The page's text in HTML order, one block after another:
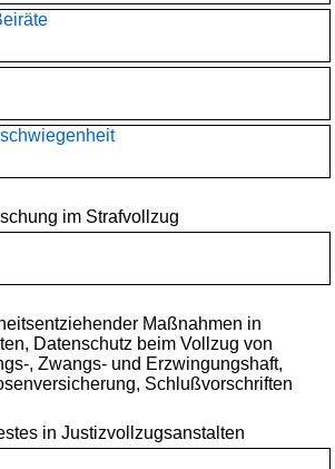
im Strafvollzug
Maßnahmen in
Datenschutz beim Vollzug von
, Zwangs- und Erzwingungshaft,
Schlußvorschriften
in Justizvollzugsanstalten